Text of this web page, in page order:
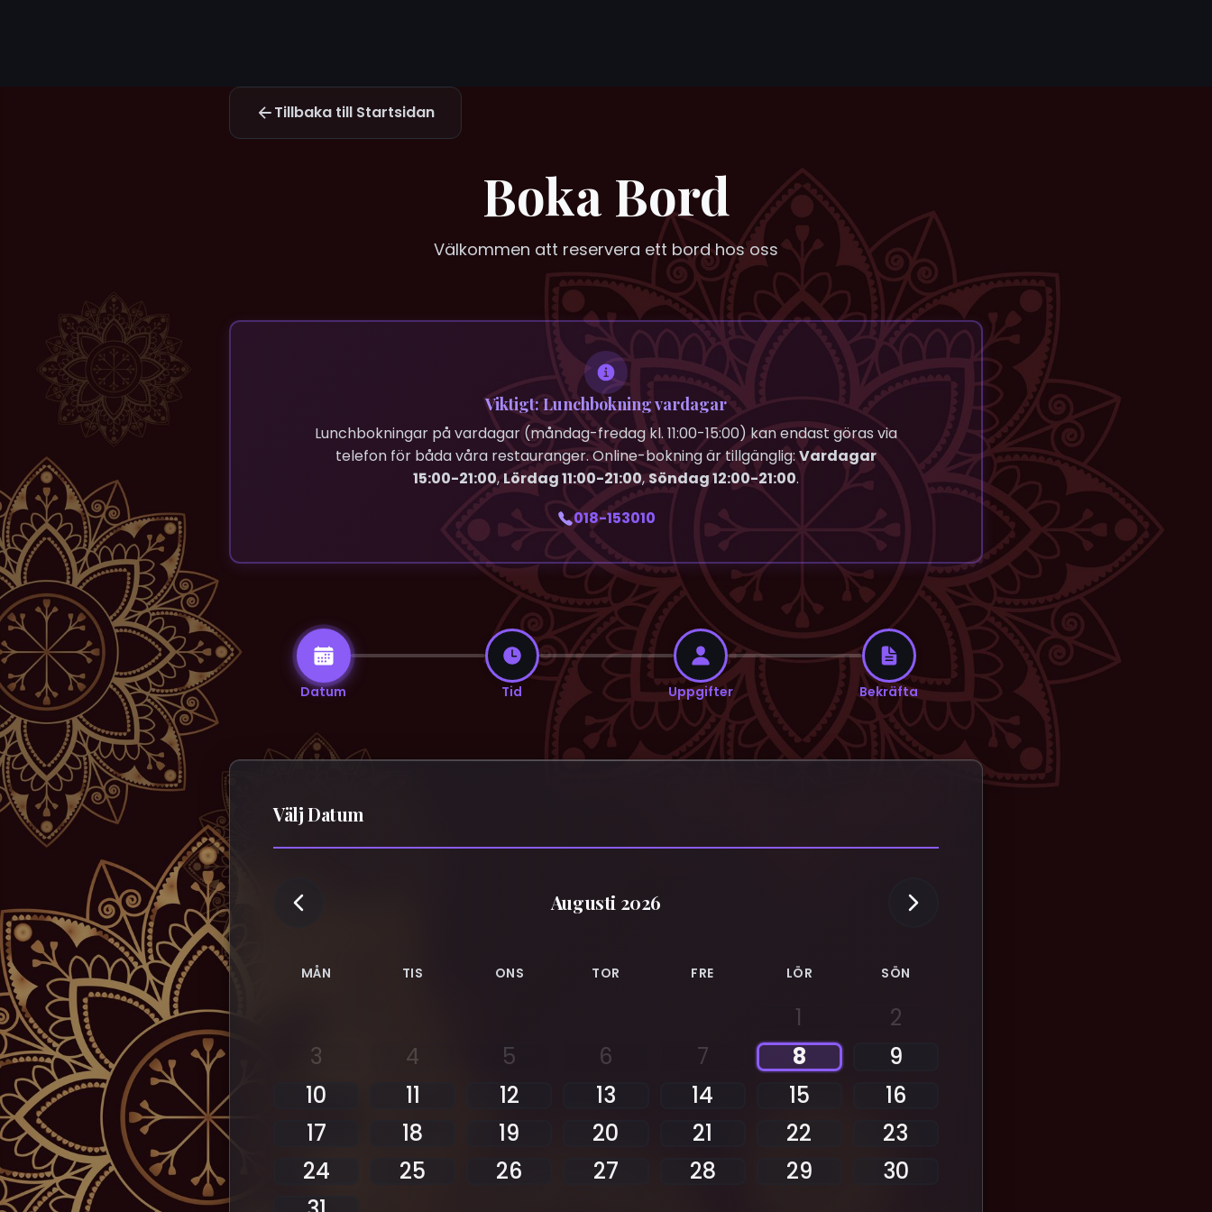
Tillbaka till Startsidan
Boka Bord
Välkommen att reservera ett bord hos oss
Viktigt: Lunchbokning vardagar
Lunchbokningar på vardagar (måndag-fredag kl. 11:00-15:00) kan endast göras via
telefon för båda våra restauranger. Online-bokning är tillgänglig:Vardagar
15:00-21:00,Lördag 11:00-21:00,Söndag 12:00-21:00.
018-153010
Datum Tid Uppgifter Bekräfta
Välj Datum
Augusti 2026
MÅN TIS ONS TOR FRE LÖR SÖN
1
2
3
4 5 6 7 8
9
10
11 12 13 14 15
16
17
18 19 20 21 22
23
24
25 26 27 28 29
30